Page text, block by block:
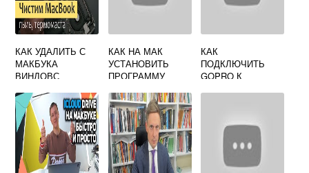
КАК УДАЛИТЬ С
МАКБУКА
ВИНДОВС
КАК НА МАК
УСТАНОВИТЬ
ПРОГРАММУ
ТЕРМИНАЛ
КАК
ПОДКЛЮЧИТЬ
GOPRO К